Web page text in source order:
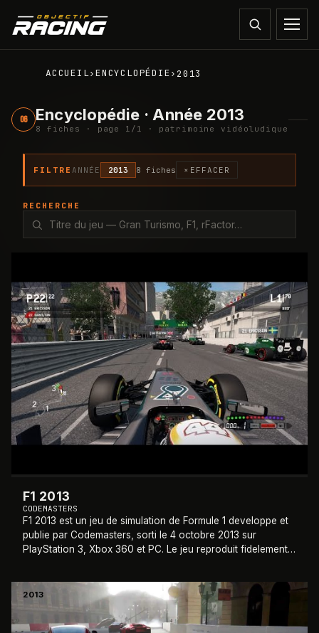
ACCUEIL›ENCYCLOPÉDIE› 2013
06 Encyclopédie · Année 2013
8 fiche s · page 1 / 1 · patrimoine vidéoludique
FILTRE ANNÉE 2013 8 fiches × EFFACER
RECHERCHE
F1 2013
CODEMASTERS
F1 2013 est un jeu de simulation de Formule 1 developpe et
publie par Codemasters, sorti le 4 octobre 2013 sur
PlayStation 3, Xbox 360 et PC. Le jeu reproduit fidelement
2013